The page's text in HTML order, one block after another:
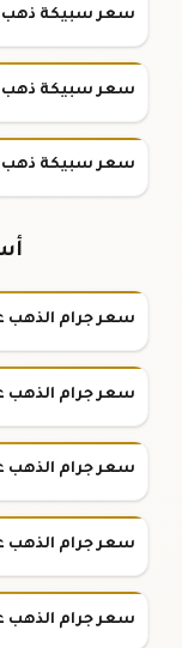
سعر سبيكة ذهب ٢٥ جرام عيار ٢٤
سعر سبيكة ذهب ٥٠ جرام عيار ٢٤
سعر سبيكة ذهب ١٠٠ جرام عيار ٢٤
سعر جرام الذهب
سعر جرام الذهب
سعر جرام الذهب
سعر جرام الذهب
سعر جرام الذهب